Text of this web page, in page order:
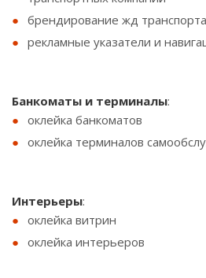
брендирование жд транспорта
рекламные указатели и
Банкоматы и терминалы:
оклейка банкоматов
оклейка терминалов
Интерьеры:
оклейка витрин
оклейка интерьеров